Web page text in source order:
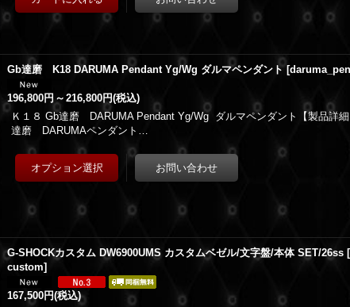
Gb達磨 K18 DARUMA Pendant Yg/Wg ダルマペンダント [
196,800円 ～ 216,800円(税込)
Ｋ１８ Gb達磨 DARUMA Pendant Yg/Wg ダルマペンダント【製品詳
達磨 DARUMAペンダント…
G-SHOCKカスタム DW6900UMS カスタムベゼル/文字盤/本体 SET/26ss [
custom]
167,500円(税込)